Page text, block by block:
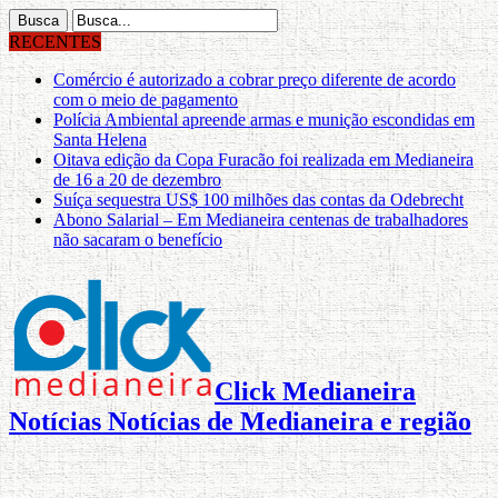
RECENTES
Comércio é autorizado a cobrar preço diferente de acordo
com o meio de pagamento
Polícia Ambiental apreende armas e munição escondidas em
Santa Helena
Oitava edição da Copa Furacão foi realizada em Medianeira
de 16 a 20 de dezembro
Suíça sequestra US$ 100 milhões das contas da Odebrecht
Abono Salarial – Em Medianeira centenas de trabalhadores
não sacaram o benefício
Click Medianeira
Notícias Notícias de Medianeira e região